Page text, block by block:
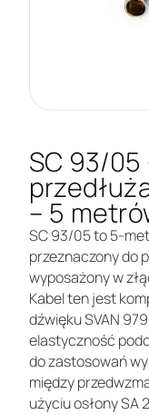
SC 93/05
– 5
SC 93/05 to 5-
przeznaczony do
wyposażony w
Kabel ten jest
dźwięku SVAN
elastyczność
do zastosowań
między
użyciu osłony SA